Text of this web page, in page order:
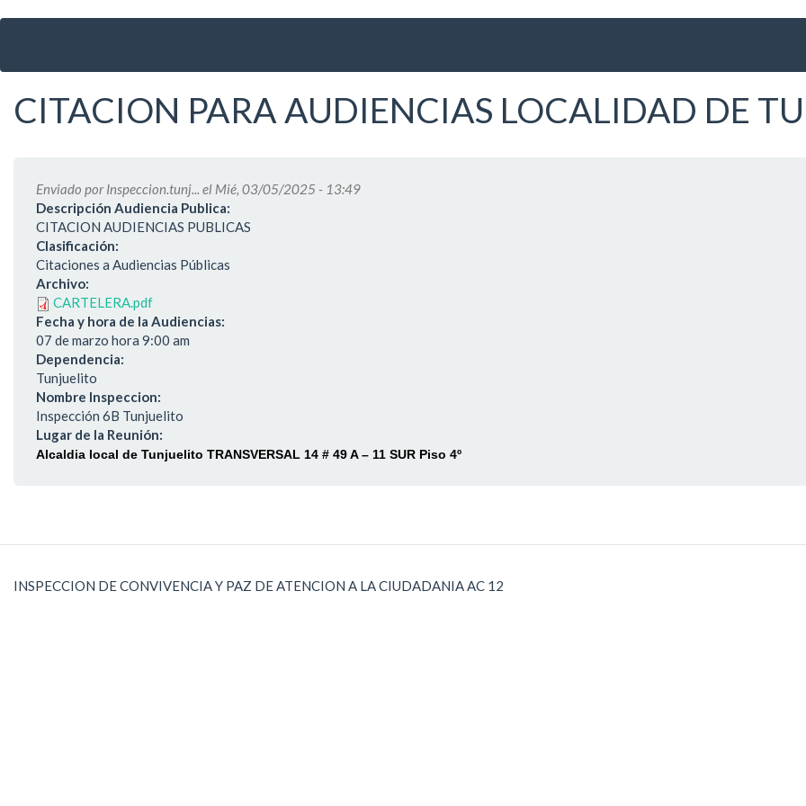
CITACION PARA AUDIENCIAS LOCALIDAD DE
Enviado porInspeccion.tunj...
el Mié, 03/05/2025 - 13:49
Descripción Audiencia Publica:
CITACION AUDIENCIAS PUBLICAS
Clasificación:
Citaciones a Audiencias Públicas
Archivo:
CARTELERA.pdf
Fecha y hora de la Audiencias:
07 de marzo hora 9:00 am
Dependencia:
Tunjuelito
Nombre Inspeccion:
Inspección 6B Tunjuelito
Lugar de la Reunión:
Alcaldia local de Tunjuelito TRANSVERSAL 14 # 49 A – 11 SUR Piso 4º
INSPECCION DE CONVIVENCIA Y PAZ DE ATENCION A LA CIUDADANIA AC 12